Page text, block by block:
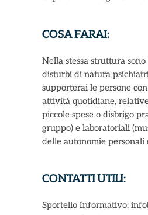
COSA FARAI:
Nella stessa struttura
disturbi di natura
supporterai le persone
attività quotidiane,
piccole spese o disbrigo
gruppo) e laboratoriali
delle autonomie personali
CONTATTI UTILI:
Sportello Informativo: